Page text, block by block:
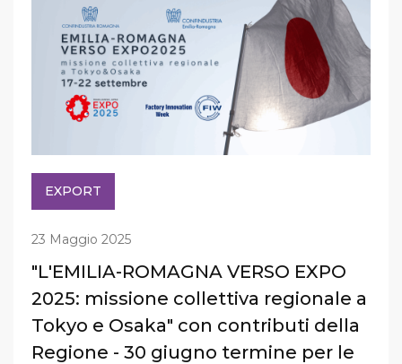
EXPORT
23 Maggio 2025
"L'EMILIA-ROMAGNA VERSO EXPO
2025: missione collettiva regionale a
Tokyo e Osaka" con contributi della
Regione - 30 giugno termine per le